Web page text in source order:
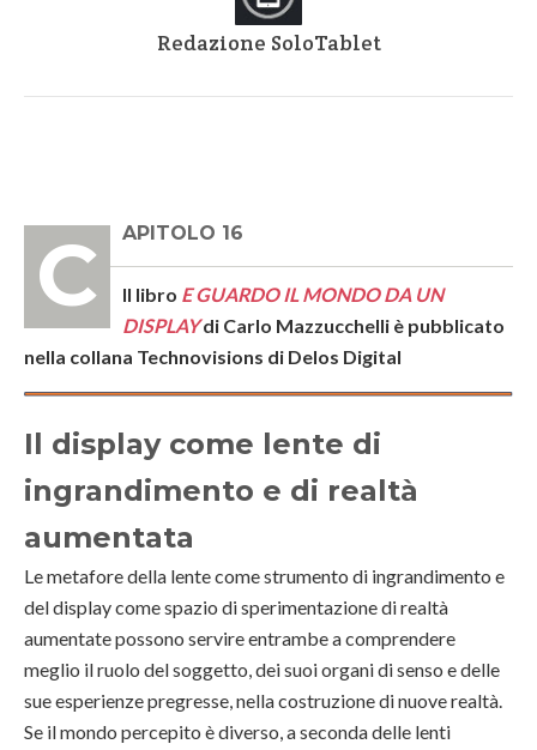
Redazione SoloTablet
CAPITOLO 16
Il libro E GUARDO IL MONDO DA UN
DISPLAYdi Carlo Mazzucchelli è pubblicato
nella collana Technovisions di Delos Digital
Il display come lente di
ingrandimento e di realtà
aumentata
Le metafore della lente come strumento di ingrandimento e
del display come spazio di sperimentazione di realtà
aumentate possono servire entrambe a comprendere
meglio il ruolo del soggetto, dei suoi organi di senso e delle
sue esperienze pregresse, nella costruzione di nuove realtà.
Se il mondo percepito è diverso, a seconda delle lenti